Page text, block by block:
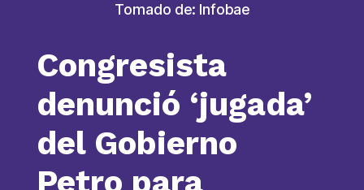
Tomado de: Infobae
Congresista
denunció ‘jugada’
del Gobierno